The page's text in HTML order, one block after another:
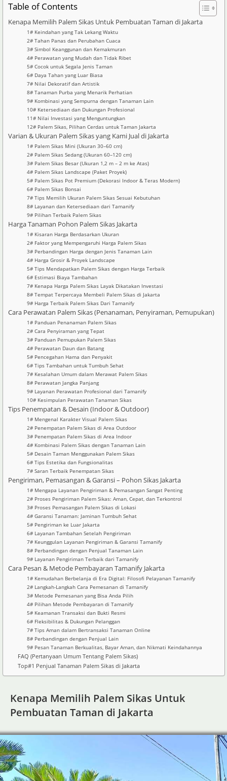
Table of Contents
Kenapa Memilih Palem Sikas Untuk Pembuatan Taman di Jakarta
1# Keindahan yang Tak Lekang Waktu
2# Tahan Panas dan Perubahan Cuaca
3# Simbol Keanggunan dan Kemakmuran
4# Perawatan yang Mudah dan Tidak Ribet
5# Cocok untuk Segala Jenis Taman
6# Daya Tahan yang Luar Biasa
7# Nilai Dekoratif dan Artistik
8# Tanaman Purba yang Menarik Perhatian
9# Kombinasi yang Sempurna dengan Tanaman Lain
10# Ketersediaan dan Dukungan Profesional
11# Nilai Investasi yang Menguntungkan
12# Palem Sikas, Pilihan Cerdas untuk Taman Jakarta
Varian & Ukuran Palem Sikas yang Kami Jual di Jakarta
1# Palem Sikas Mini (Ukuran 30–60 cm)
2# Palem Sikas Sedang (Ukuran 60–120 cm)
3# Palem Sikas Besar (Ukuran 1,2 m – 2 m ke Atas)
4# Palem Sikas Landscape (Paket Proyek)
5# Palem Sikas Pot Premium (Dekorasi Indoor & Teras Modern)
6# Palem Sikas Bonsai
7# Tips Memilih Ukuran Palem Sikas Sesuai Kebutuhan
8# Layanan dan Ketersediaan dari Tamanify
9# Pilihan Terbaik Palem Sikas
Harga Tanaman Pohon Palem Sikas Jakarta
1# Kisaran Harga Berdasarkan Ukuran
2# Faktor yang Mempengaruhi Harga Palem Sikas
3# Perbandingan Harga dengan Jenis Tanaman Lain
4# Harga Grosir & Proyek Landscape
5# Tips Mendapatkan Palem Sikas dengan Harga Terbaik
6# Estimasi Biaya Tambahan
7# Kenapa Harga Palem Sikas Layak Dikatakan Investasi
8# Tempat Terpercaya Membeli Palem Sikas di Jakarta
9# Harga Terbaik Palem Sikas Dari Tamanify
Cara Perawatan Palem Sikas (Penanaman, Penyiraman, Pemupukan)
1# Panduan Penanaman Palem Sikas
2# Cara Penyiraman yang Tepat
3# Panduan Pemupukan Palem Sikas
4# Perawatan Daun dan Batang
5# Pencegahan Hama dan Penyakit
6# Tips Tambahan untuk Tumbuh Sehat
7# Kesalahan Umum dalam Merawat Palem Sikas
8# Perawatan Jangka Panjang
9# Layanan Perawatan Profesional dari Tamanify
10# Kesimpulan Perawatan Tanaman Sikas
Tips Penempatan & Desain (Indoor & Outdoor)
1# Mengenal Karakter Visual Palem Sikas
2# Penempatan Palem Sikas di Area Outdoor
3# Penempatan Palem Sikas di Area Indoor
4# Kombinasi Palem Sikas dengan Tanaman Lain
5# Desain Taman Menggunakan Palem Sikas
6# Tips Estetika dan Fungsionalitas
7# Saran Terbaik Penempatan Sikas
Pengiriman, Pemasangan & Garansi – Pohon Sikas Jakarta
1# Mengapa Layanan Pengiriman & Pemasangan Sangat Penting
2# Proses Pengiriman Palem Sikas: Aman, Cepat, dan Terkontrol
3# Proses Pemasangan Palem Sikas di Lokasi
4# Garansi Tanaman: Jaminan Tumbuh Sehat
5# Pengiriman ke Luar Jakarta
6# Layanan Tambahan Setelah Pengiriman
7# Keunggulan Layanan Pengiriman & Garansi Tamanify
8# Perbandingan dengan Penjual Tanaman Lain
9# Layanan Pengiriman Terbaik dari Tamanify
Cara Pesan & Metode Pembayaran Tamanify Jakarta
1# Kemudahan Berbelanja di Era Digital: Filosofi Pelayanan Tamanify
2# Langkah-Langkah Cara Pemesanan di Tamanify
3# Metode Pemesanan yang Bisa Anda Pilih
4# Pilihan Metode Pembayaran di Tamanify
5# Keamanan Transaksi dan Bukti Resmi
6# Fleksibilitas & Dukungan Pelanggan
7# Tips Aman dalam Bertransaksi Tanaman Online
8# Perbandingan dengan Penjual Lain
9# Pesan Tanaman Berkualitas, Bayar Aman, dan Nikmati Keindahannya
FAQ (Pertanyaan Umum Tentang Palem Sikas)
Top#1 Penjual Tanaman Palem Sikas di Jakarta
Kenapa Memilih Palem Sikas Untuk
Pembuatan Taman di Jakarta